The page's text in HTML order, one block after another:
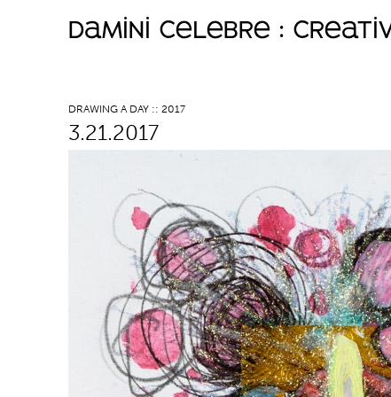
damini celebre :
DRAWING A DAY :: 2017
3.21.2017
a
i